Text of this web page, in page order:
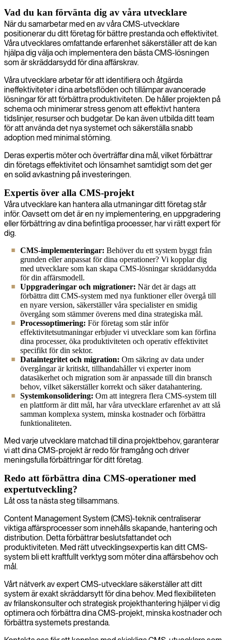
Vad du kan förvänta dig av våra utvecklare
När du samarbetar med en av våra CMS-utvecklare
positionerar du ditt företag för bättre prestanda och effektivitet.
Våra utvecklares omfattande erfarenhet säkerställer att de kan
hjälpa dig välja och implementera den bästa CMS-lösningen
som är skräddarsydd för dina affärskrav.
Våra utvecklare arbetar för att identifiera och åtgärda
ineffektiviteter i dina arbetsflöden och tillämpar avancerade
lösningar för att förbättra produktiviteten. De håller projekten på
schema och minimerar stress genom att effektivt hantera
tidslinjer, resurser och budgetar. De kan även utbilda ditt team
för att använda det nya systemet och säkerställa snabb
adoption med minimal störning.
Deras expertis möter och överträffar dina mål, vilket förbättrar
din företags effektivitet och lönsamhet samtidigt som det ger
en solid avkastning på investeringen.
Expertis över alla CMS-projekt
Våra utvecklare kan hantera alla utmaningar ditt företag står
inför. Oavsett om det är en ny implementering, en uppgradering
eller förbättring av dina befintliga processer, har vi rätt expert för
dig.
CMS-implementeringar: Behöver du ett system byggt från
grunden eller anpassat för dina operationer? Vi kopplar dig
med utvecklare som kan skapa CMS-lösningar skräddarsydda
för din affärsmodell.
Uppgraderingar och migrationer: När det är dags att
förbättra ditt CMS-system med nya funktioner eller övergå till
en nyare version, säkerställer våra specialister en smidig
övergång som stämmer överens med dina strategiska mål.
Processoptimering: För företag som står inför
effektivitetsutmaningar erbjuder vi utvecklare som kan förfina
dina processer, öka produktiviteten och operativ effektivitet
specifikt för din sektor.
Dataintegritet och migration: Om säkring av data under
övergångar är kritiskt, tillhandahåller vi experter inom
datasäkerhet och migration som är anpassade till din bransch
behov, vilket säkerställer korrekt och säker datahantering.
Systemkonsolidering: Om att integrera flera CMS-system till
en plattform är ditt mål, har våra utvecklare erfarenhet av att slå
samman komplexa system, minska kostnader och förbättra
funktionaliteten.
Med varje utvecklare matchad till dina projektbehov, garanterar
vi att dina CMS-projekt är redo för framgång och driver
meningsfulla förbättringar för ditt företag.
Redo att förbättra dina CMS-operationer med
expertutveckling?
Låt oss ta nästa steg tillsammans.
Content Management System (CMS)-teknik centraliserar
viktiga affärsprocesser som innehålls skapande, hantering och
distribution. Detta förbättrar beslutsfattandet och
produktiviteten. Med rätt utvecklingsexpertis kan ditt CMS-
system bli ett kraftfullt verktyg som möter dina affärsbehov och
mål.
Vårt nätverk av expert CMS-utvecklare säkerställer att ditt
system är exakt skräddarsytt för dina behov. Med flexibiliteten
av frilanskonsulter och strategisk projekthantering hjälper vi dig
optimera och förbättra dina CMS-projekt, minska kostnader och
förbättra systemets prestanda.